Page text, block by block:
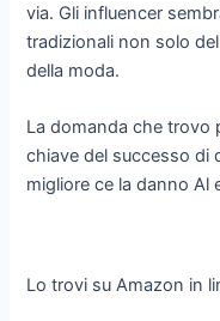
via. Gli influencer
tradizionali non solo
della moda.
La domanda che trovo
chiave del successo di
migliore ce la danno Al
Lo trovi su Amazon in